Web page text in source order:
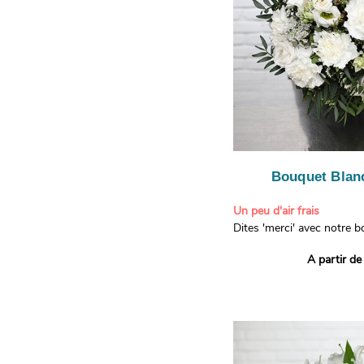
Bouquet
Un peu d'air frais
Dites 'merci' avec notre
de limonium blanc, ce
symbolisent l'amour et
A partir